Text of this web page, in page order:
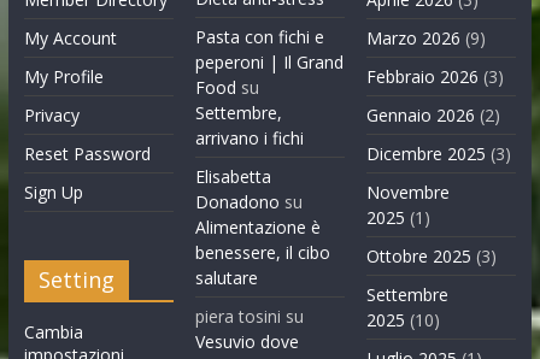
My Account
My Profile
Privacy
Reset Password
Sign Up
Setting
Cambia
Pasta con fichi e
peperoni | Il Grand
Food su
Settembre,
arrivano i fichi
Elisabetta
Donadono su
Alimentazione è
benessere, il cibo
salutare
piera tosini su
Vesuvio dove
Marzo 2026 (9)
Febbraio 2026 (3)
Gennaio 2026 (2)
Dicembre 2025 (3)
Novembre
2025 (1)
Ottobre 2025 (3)
Settembre
2025 (10)